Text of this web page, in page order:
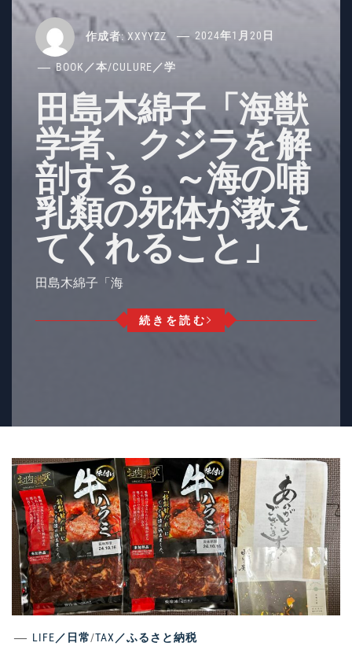
作成者:XXYYZZ 2024年1月20日
BOOK／本/CULURE／学
田島木綿子「海獣
学者、クジラを解
剖する。～海の哺
乳類の死体が教え
てくれること」
田島木綿子「海
続きを読む
LIFE／日常/TAX／ふるさと納税